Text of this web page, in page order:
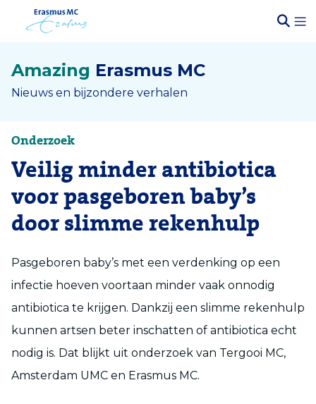
Amazing Erasmus MC
Nieuws en bijzondere verhalen
Onderzoek
Veilig minder antibiotica
voor pasgeboren baby’s
door slimme rekenhulp
Pasgeboren baby’s met een verdenking op een
infectie hoeven voortaan minder vaak onnodig
antibiotica te krijgen. Dankzij een slimme rekenhulp
kunnen artsen beter inschatten of antibiotica echt
nodig is. Dat blijkt uit onderzoek van Tergooi MC,
Amsterdam UMC en Erasmus MC.